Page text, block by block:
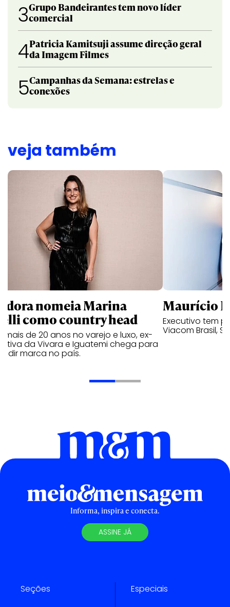
3Grupo Bandeirantes tem novo líder
comercial
4Patricia Kamitsuji assume direção geral
da Imagem Filmes
5Campanhas da Semana: estrelas e
conexões
veja também
nomeia Marina
como country head
mais de 20 anos no varejo e luxo, ex-
da Vivara e Iguatemi chega para
marca no país.
Maurício
Executivo tem
Viacom Brasil,
Informa, inspira e conecta.
ASSINE JÁ
Seções Especiais